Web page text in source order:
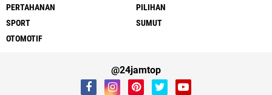
PERTAHANAN
PILIHAN
SPORT
SUMUT
OTOMOTIF
@24jamtop